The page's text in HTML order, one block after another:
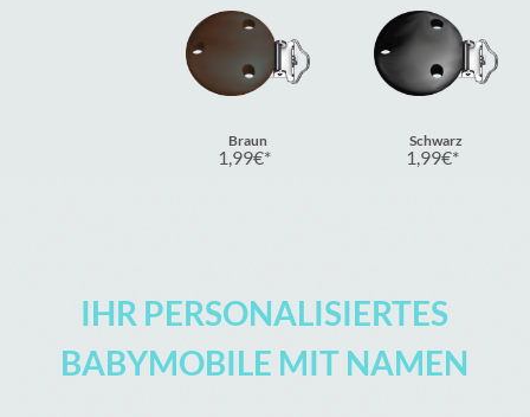
Braun
1,99€
Schwarz
1,99€
IHR PERSONALISIERTES
BABYMOBILE MIT NAMEN